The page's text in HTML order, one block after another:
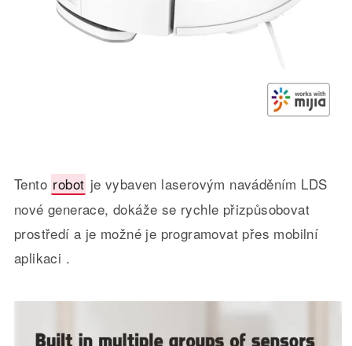
Tento robot je vybaven laserovým naváděním LDS
nové generace, dokáže se rychle přizpůsobovat
prostředí a je možné je programovat přes mobilní
aplikaci .